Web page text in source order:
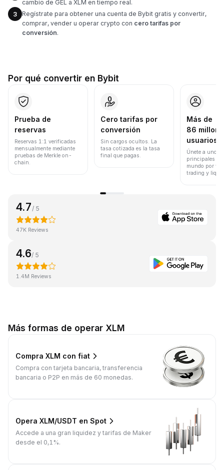
cambio de GEL a XLM en tiempo real.
3
Regístrate para obtener una cuenta de Bybit gratis y convertir,
comprar, vender u operar crypto con cero tarifas por
conversión.
Por qué convertir en Bybit
Prueba de
reservas
Reservas 1:1 verificadas
mensualmente mediante
pruebas de Merkle on-
chain.
Cero tarifas por
conversión
Sin cargos ocultos. La
tasa cotizada es la tasa
final que pagas.
Más de
86
usuarios
Únete a uno
principales
mundo por
trading y
4.7 / 5
47K Reviews
4.6/ 5
1.4M Reviews
Más formas de operar XLM
Compra XLM con fiat
Compra con tarjeta bancaria, transferencia
bancaria o P2P en más de 60 monedas.
Opera XLM/USDT en Spot
Accede a una gran liquidez y tarifas de Maker
desde el 0,1%.